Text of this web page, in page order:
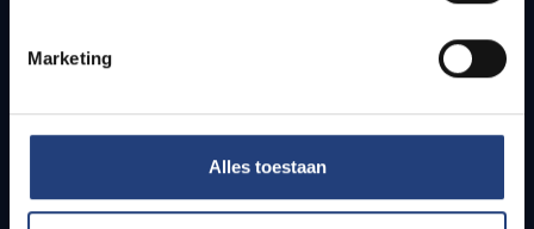
Marketing
Alles toestaan
Students